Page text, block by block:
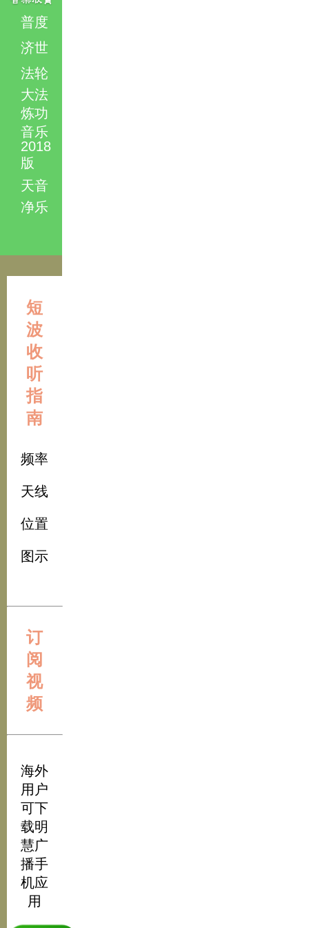
普度
济世
法轮
大法
炼功
音乐
2018
版
天音
净乐
短
波
收
听
指
南
频率
天线
位置
图示
订
阅
视
频
海外
用户
可下
载明
慧广
播手
机应
用